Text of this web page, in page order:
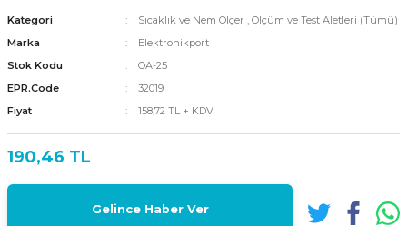
Kategori Sıcaklık ve Nem Ölçer , Ölçüm ve Test Aletleri (Tümü)
Marka
Elektronikport
Stok Kodu
OA-25
EPR.Code
32019
Fiyat
158,72 TL + KDV
190,46 TL
Gelince Haber Ver